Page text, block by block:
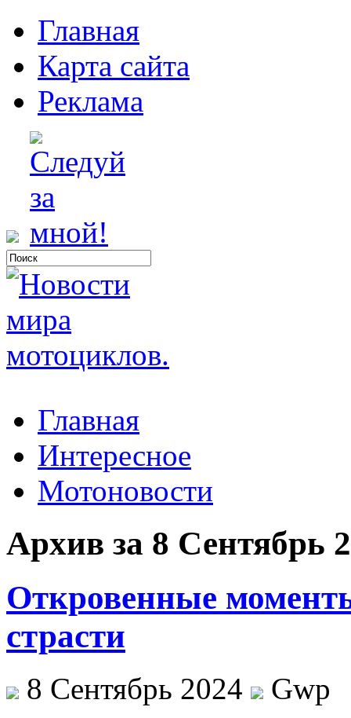
Главная
Карта сайта
Реклама
Главная
Интересное
Мотоновости
Архив за 8 Сентябрь
Откровенные
страсти
8 Сентябрь 2024
Gwp